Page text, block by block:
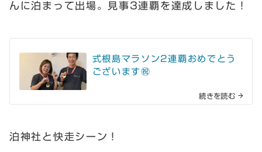
んに泊まって出場。見事3連覇を達成しました！
式根島マラソン2連覇おめでとう
ございます㊗️
続きを読む
泊神社と快走シーン！